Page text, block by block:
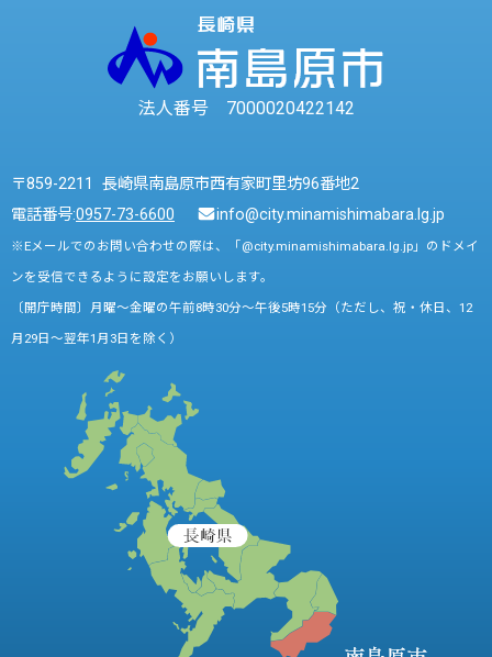
法人番号 7000020422142
〒859-2211 長崎県南島原市西有家町里坊96番地2
電話番号:0957-73-6600 info@city.minamishimabara.lg.jp
※Eメールでのお問い合わせの際は、「@city.minamishimabara.lg.jp」のドメイ
ンを受信できるように設定をお願いします。
〔開庁時間〕月曜～金曜の午前8時30分～午後5時15分（ただし、祝・休日、12
月29日～翌年1月3日を除く）